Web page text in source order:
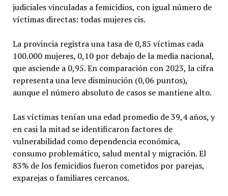
judiciales vinculadas a femicidios, con igual número de
víctimas directas: todas mujeres cis.
La provincia registra una tasa de 0,85 víctimas cada
100.000 mujeres, 0,10 por debajo de la media nacional,
que asciende a 0,95. En comparación con 2023, la cifra
representa una leve disminución (0,06 puntos),
aunque el número absoluto de casos se mantiene alto.
Las víctimas tenían una edad promedio de 39,4 años, y
en casi la mitad se identificaron factores de
vulnerabilidad como dependencia económica,
consumo problemático, salud mental y migración. El
83% de los femicidios fueron cometidos por parejas,
exparejas o familiares cercanos.